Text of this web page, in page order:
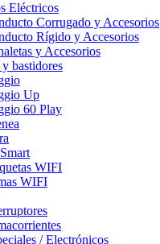
Eléctricos
Corrugado y Accesorios
Rígido y Accesorios
y Accesorios
bastidores
Up
60 Play
WIFI
WIFI
/ Electrónicos